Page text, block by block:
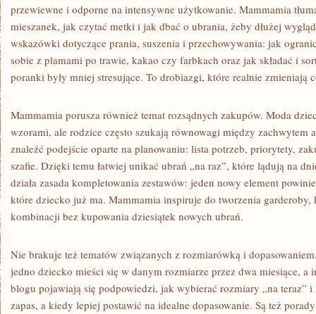
przewiewne i odporne na intensywne użytkowanie. Mammamia
mieszanek, jak czytać metki i jak dbać o ubrania, żeby dłużej
wskazówki dotyczące prania, suszenia i przechowywania: jak
sobie z plamami po trawie, kakao czy farbkach oraz jak składać i
poranki były mniej stresujące. To drobiazgi, które realnie zmieniają
Mammamia porusza również temat rozsądnych zakupów. Moda
wzorami, ale rodzice często szukają równowagi między zachwytem
znaleźć podejście oparte na planowaniu: lista potrzeb, priorytety,
szafie. Dzięki temu łatwiej unikać ubrań „na raz”, które lądują na
działa zasada kompletowania zestawów: jeden nowy element
które dziecko już ma. Mammamia inspiruje do tworzenia garderoby,
kombinacji bez kupowania dziesiątek nowych ubrań.
Nie brakuje też tematów związanych z rozmiarówką i
jedno dziecko mieści się w danym rozmiarze przez dwa miesiące, a
blogu pojawiają się podpowiedzi, jak wybierać rozmiary „na teraz”
zapas, a kiedy lepiej postawić na idealne dopasowanie. Są też